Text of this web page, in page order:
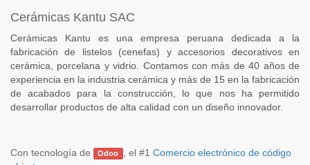
Cerámicas Kantu SAC
Cerámicas Kantu es una empresa peruana dedicada a la
fabricación de listelos (cenefas) y accesorios decorativos en
cerámica, porcelana y vidrio. Contamos con más de 40 años de
experiencia en la industria cerámica y más de 15 en la fabricación
de acabados para la construcción, lo que nos ha permitido
desarrollar productos de alta calidad con un diseño innovador.
Con tecnología de Odoo , el #1 Comercio electrónico de código